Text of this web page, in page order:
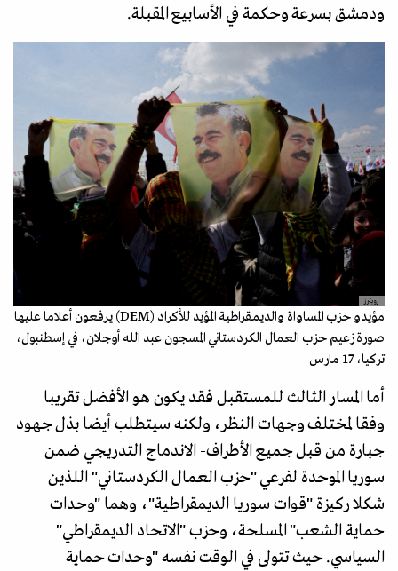
ودمشق بسرعة وحكمة في الأسابيع المقبلة.
رويترز
مؤيدو حزب المساواة والديمقراطية المؤيد للأكراد (DEM) يرفعون أعلاما عليها
صورة زعيم حزب العمال الكردستاني المسجون عبد الله أوجلان، في إسطنبول،
تركيا، 17 مارس
أما المسار الثالث للمستقبل فقد يكون هو الأفضل تقريبا
وفقا لمختلف وجهات النظر، ولكنه سيتطلب أيضا بذل جهود
جبارة من قبل جميع الأطراف- الاندماج التدريجي ضمن
سوريا الموحدة لفرعي "حزب العمال الكردستاني" اللذين
شكلا ركيزة "قوات سوريا الديمقراطية"، وهما "وحدات
حماية الشعب" المسلحة، وحزب "الاتحاد الديمقراطي"
السياسي. حيث تتولى في الوقت نفسه "وحدات حماية